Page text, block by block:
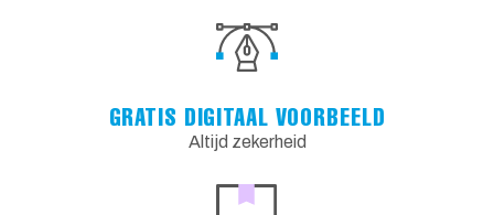
GRATIS DIGITAAL VOORBEELD
Altijd zekerheid